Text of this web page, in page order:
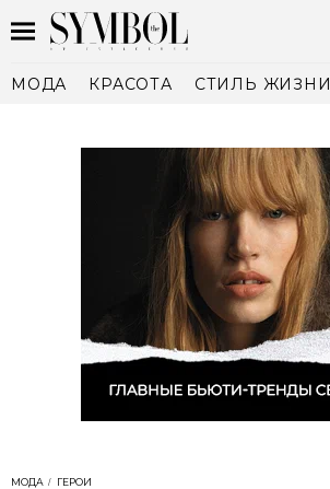
МОДА КРАСОТА СТИЛЬ ЖИЗНИ
МОДА
ГЕРОИ